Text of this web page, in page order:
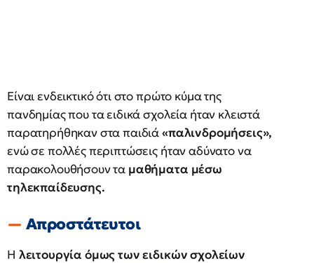
Είναι ενδεικτικό ότι στο πρώτο κύμα της
πανδημίας που τα ειδικά σχολεία ήταν κλειστά
παρατηρήθηκαν στα παιδιά«παλινδρομήσεις»,
ενώ σε πολλές περιπτώσεις ήταν αδύνατο να
παρακολουθήσουν τα μαθήματα μέσω
τηλεκπαίδευσης.
Απροστάτευτοι
Η λειτουργία όμως των ειδικών σχολείων